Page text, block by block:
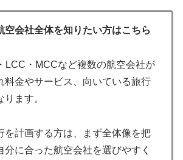
空会社全体を知りたい方はこちら
LCC・MCCなど複数の航空会社が
料金やサービス、向いている旅行
ます。
を計画する方は、まず全体像を把
分に合った航空会社を選びやすく